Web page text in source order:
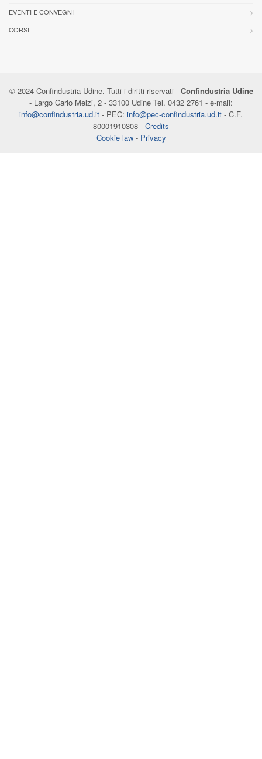
EVENTI E CONVEGNI
CORSI
© 2024 Confindustria Udine. Tutti i diritti riservati - Confindustria Udine
- Largo Carlo Melzi, 2 - 33100 Udine Tel. 0432 2761 - e-mail:
info@confindustria.ud.it - PEC: info@pec-confindustria.ud.it - C.F.
80001910308 - Credits
Cookie law- Privacy